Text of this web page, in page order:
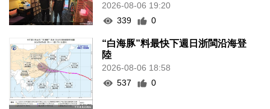
2026-08-06 19:20
339
0
“白海豚”料最快下週日浙閩沿海登
陸
2026-08-06 18:58
537
0